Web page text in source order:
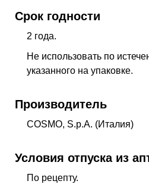
Срок годности
2 года.
Не использовать по
указанного на упаковке.
Производитель
COSMO, S.p.A. (Италия)
Условия отпуска из
По рецепту.